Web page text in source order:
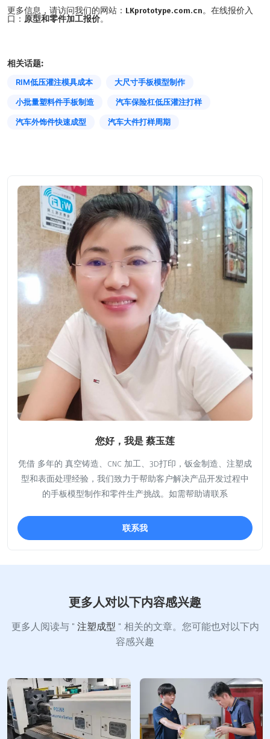
更多信息，请访问我们的网站： LKprototype.com.cn。在线报价入
口： 原型和零件加工报价。
相关话题:
RIM低压灌注模具成本 大尺寸手板模型制作
小批量塑料件手板制造 汽车保险杠低压灌注打样
汽车外饰件快速成型 汽车大件打样周期
您好，我是 蔡玉莲
凭借 多年的 真空铸造、CNC 加工、3D打印，钣金制造、注塑成
型和表面处理经验，我们致力于帮助客户解决产品开发过程中
的手板模型制作和零件生产挑战。如需帮助请联系
联系我
更多人对以下内容感兴趣
更多人阅读与 " 注塑成型 ". 相关的文章。您可能也对以下内
容感兴趣